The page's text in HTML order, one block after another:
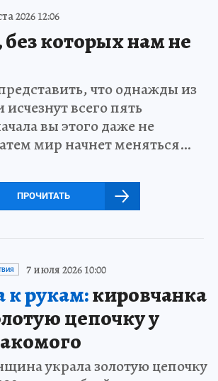
2026 12:06
которых нам не
что однажды из
всего пять
вы этого даже не
мир начнет меняться…
ПРОЧИТАТЬ
7 июля 2026 10:00
к рукам:кировчанка
цепочку у
украла золотую цепочку